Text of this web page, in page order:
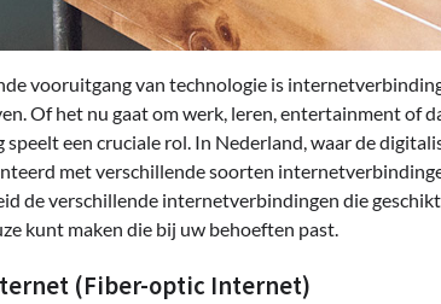
vooruitgang van technologie is
Of het nu gaat om werk, leren, entertainment of
een cruciale rol. In Nederland, waar de
met verschillende soorten
de verschillende internetverbindingen die
kunt maken die bij uw behoeften past.
(Fiber-optic Internet)